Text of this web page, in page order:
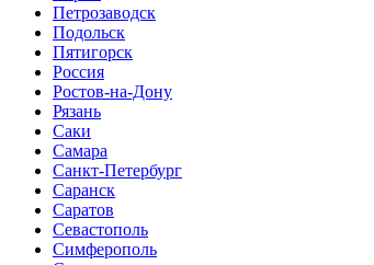
Петрозаводск
Подольск
Пятигорск
Россия
Ростов-на-Дону
Рязань
Саки
Самара
Санкт-Петербург
Саранск
Саратов
Севастополь
Симферополь